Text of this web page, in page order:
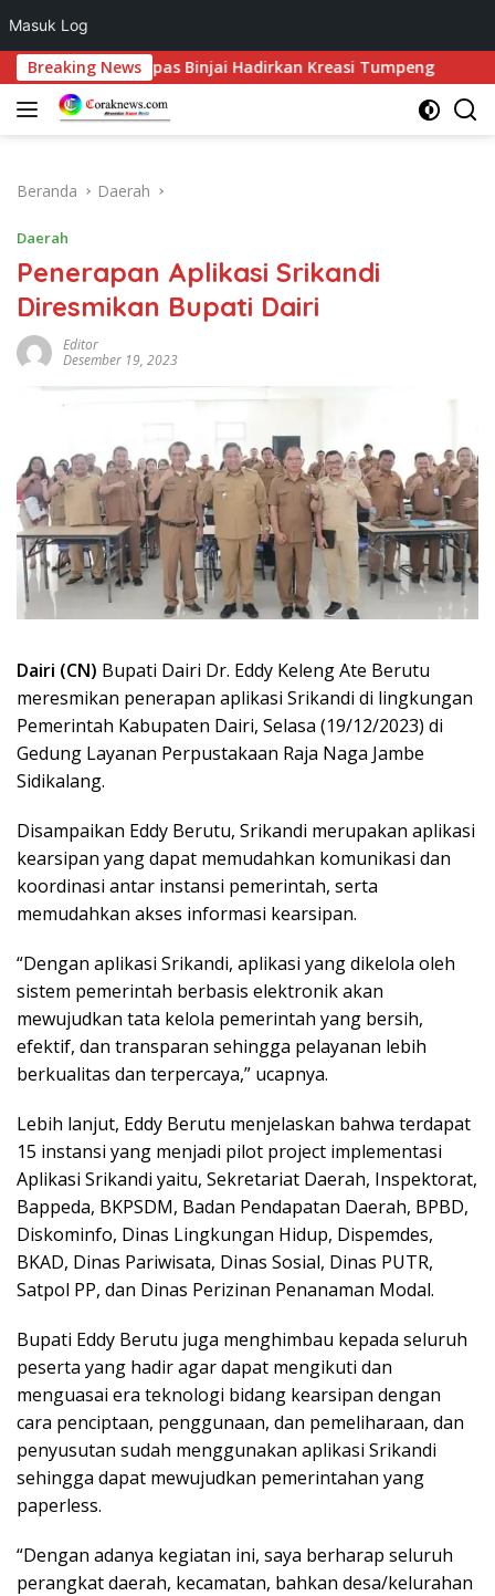
Masuk Log
Langsung
ke
konten
Breaking News
Lapas Binjai Hadirkan Kreasi Tumpeng BTN
Beranda Daerah
Daerah
Penerapan Aplikasi Srikandi
Diresmikan Bupati Dairi
Editor
Desember 19, 2023
Dairi (CN) Bupati Dairi Dr. Eddy Keleng Ate Berutu
meresmikan penerapan aplikasi Srikandi di lingkungan
Pemerintah Kabupaten Dairi, Selasa (19/12/2023) di
Gedung Layanan Perpustakaan Raja Naga Jambe
Sidikalang.
Disampaikan Eddy Berutu, Srikandi merupakan aplikasi
kearsipan yang dapat memudahkan komunikasi dan
koordinasi antar instansi pemerintah, serta
memudahkan akses informasi kearsipan.
“Dengan aplikasi Srikandi, aplikasi yang dikelola oleh
sistem pemerintah berbasis elektronik akan
mewujudkan tata kelola pemerintah yang bersih,
efektif, dan transparan sehingga pelayanan lebih
berkualitas dan terpercaya,” ucapnya.
Lebih lanjut, Eddy Berutu menjelaskan bahwa terdapat
15 instansi yang menjadi pilot project implementasi
Aplikasi Srikandi yaitu, Sekretariat Daerah, Inspektorat,
Bappeda, BKPSDM, Badan Pendapatan Daerah, BPBD,
Diskominfo, Dinas Lingkungan Hidup, Dispemdes,
BKAD, Dinas Pariwisata, Dinas Sosial, Dinas PUTR,
Satpol PP, dan Dinas Perizinan Penanaman Modal.
Bupati Eddy Berutu juga menghimbau kepada seluruh
peserta yang hadir agar dapat mengikuti dan
menguasai era teknologi bidang kearsipan dengan
cara penciptaan, penggunaan, dan pemeliharaan, dan
penyusutan sudah menggunakan aplikasi Srikandi
sehingga dapat mewujudkan pemerintahan yang
paperless.
“Dengan adanya kegiatan ini, saya berharap seluruh
perangkat daerah, kecamatan, bahkan desa/kelurahan